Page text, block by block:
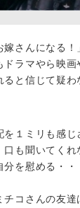
さんになる！
ラマやら映
と信じて疑
１ミリも感じ
も聞いてく
を慰める・
コさんの友